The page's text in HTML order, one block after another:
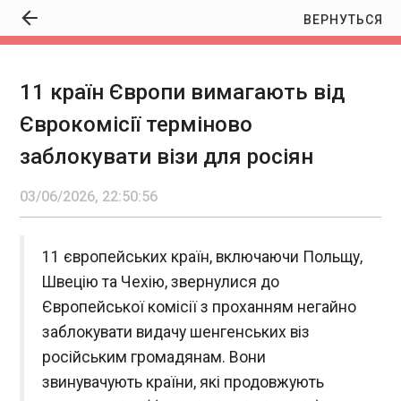
Індія планує закупити військові дрони
вітчизняного виробництва на понад $2 млрд,
– Reuters
22:50:57
ЧИТАТЬ
Bloomberg: Ризик ядерної загрози з боку
Ірану вищий, ніж до початку атак США
22:50:57
ВЕРНУТЬСЯ
11 країн Європи вимагають від
Єврокомісії терміново
заблокувати візи для росіян
03/06/2026, 22:50:56
11 європейських країн, включаючи Польщу,
Швецію та Чехію, звернулися до
Європейської комісії з проханням негайно
заблокувати видачу шенгенських віз
російським громадянам. Вони
звинувачують країни, які продовжують